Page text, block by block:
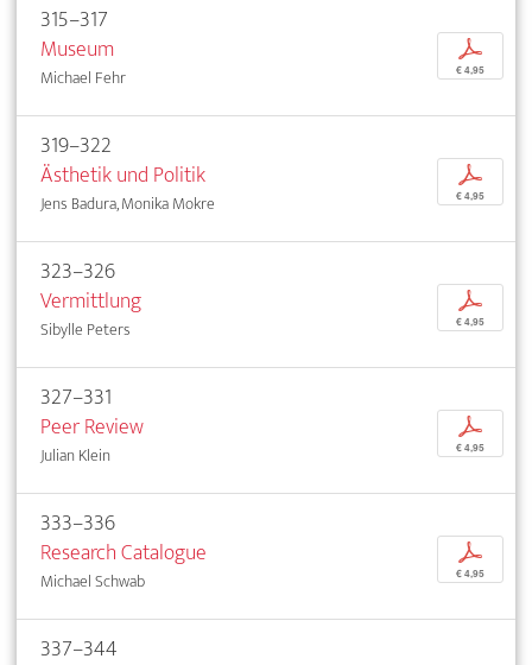
315–317
Museum
Michael Fehr
p
€ 4,95
319–322
Ästhetik und Politik
Jens Badura, Monika Mokre
p
€ 4,95
323–326
Vermittlung
Sibylle Peters
p
€ 4,95
327–331
Peer Review
Julian Klein
p
€ 4,95
333–336
Research Catalogue
Michael Schwab
p
€ 4,95
337–344